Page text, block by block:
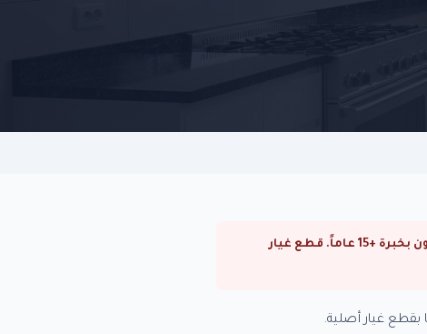
⚠ صيانة ثلاجات توشيبا في مصر الجديدة. صيانة ثلاجات توشيبا في القاهرة والجيزة. فنيون متخصصون بخبرة +15 عاماً. قطع غيار
غيار أصلية.